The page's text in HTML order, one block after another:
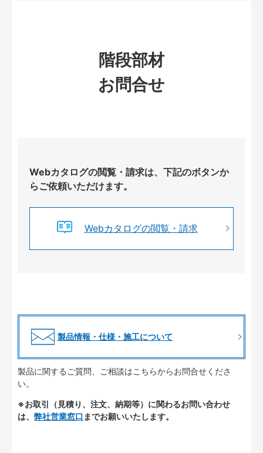
階段部材
お問合せ
Webカタログの閲覧・請求は、下記のボタンか
らご依頼いただけます。
Webカタログの閲覧・請求
製品情報・仕様・施工について
製品に関するご質問、ご相談はこちらからお問合せくださ
い。
※お取引（見積り、注文、納期等）に関わるお問い合わせ
は、 弊社営業窓口 までお願いいたします。